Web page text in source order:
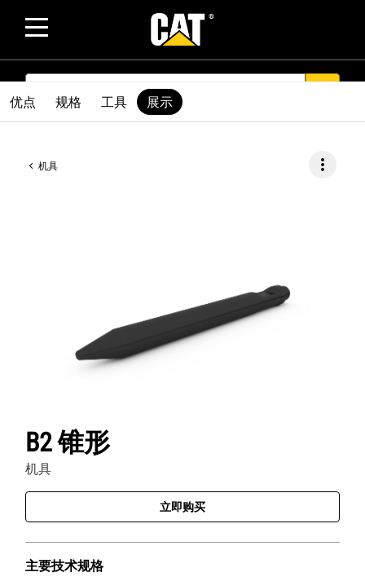
SEARCH
机具 more_vert
B2 锥形
机具
立即购买
主要技术规格
优点 规格 工具 展示